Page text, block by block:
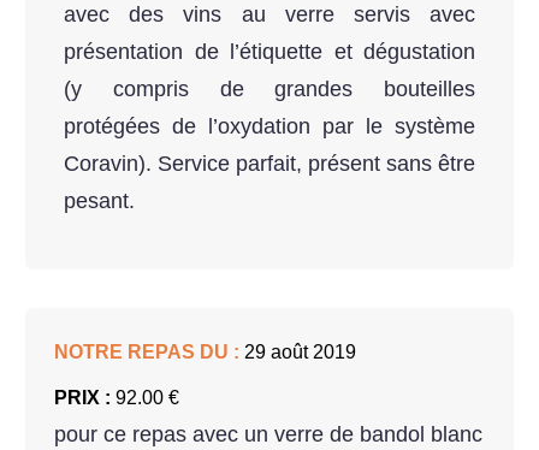
avec des vins au verre servis avec
présentation de l’étiquette et dégustation
(y compris de grandes bouteilles
protégées de l’oxydation par le système
Coravin). Service parfait, présent sans être
pesant.
NOTRE REPAS DU : 29 août 2019
PRIX : 92.00 €
pour ce repas avec un verre de bandol blanc